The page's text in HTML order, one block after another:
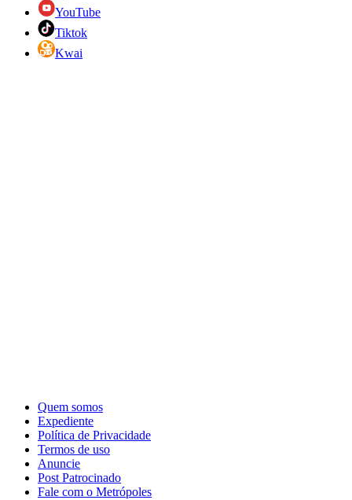
YouTube
Tiktok
Kwai
Quem somos
Expediente
Política de Privacidade
Termos de uso
Anuncie
Post Patrocinado
Fale com o Metrópoles